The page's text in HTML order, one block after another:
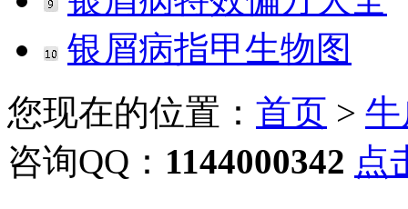
银屑病指甲生物图
您现在的位置： 首页 >
咨询QQ： 1144000342 点